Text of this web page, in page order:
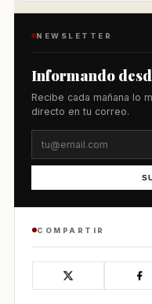
NEWSLETTER
Informando
Recibe cada mañana lo
directo en tu correo.
COMPARTIR